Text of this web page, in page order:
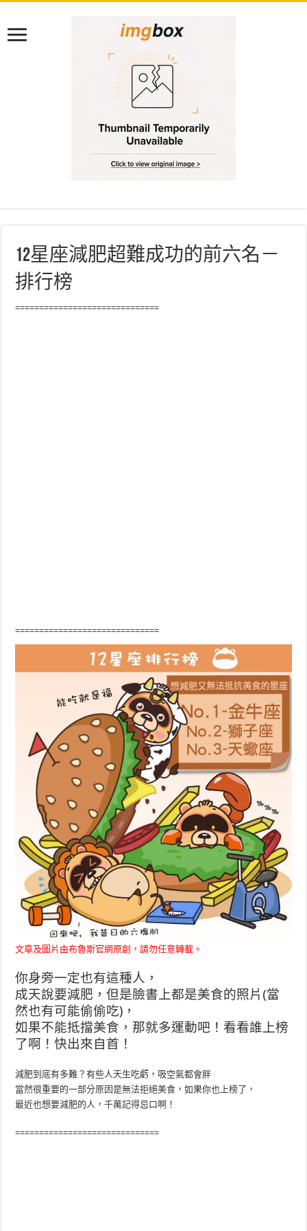
12星座減肥超難成功的前六名－
排行榜
==============================
==============================
文章及圖片由布魯斯官網原創，請勿任意轉載。
你身旁一定也有這種人，
成天說要減肥，但是臉書上都是美食的照片(當
然也有可能偷偷吃)，
如果不能抵擋美食，那就多運動吧！看看誰上榜
了啊！快出來自首！
減肥到底有多難？有些人天生吃虧，吸空氣都會胖
當然很重要的一部分原因是無法拒絕美食，如果你也上榜了，
最近也想要減肥的人，千萬記得忌口啊！
==============================